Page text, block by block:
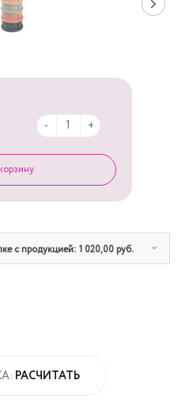
РАСЧИТАТЬ
с продукцией: 1 020,00 руб.
- +